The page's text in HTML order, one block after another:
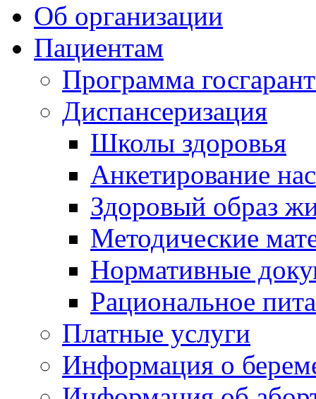
Об организации
Пациентам
Программа
Диспансеризация
Школы здоровья
Анкетирование
Здоровый образ
Методические
Нормативные
Рациональное
Платные услуги
Информация о